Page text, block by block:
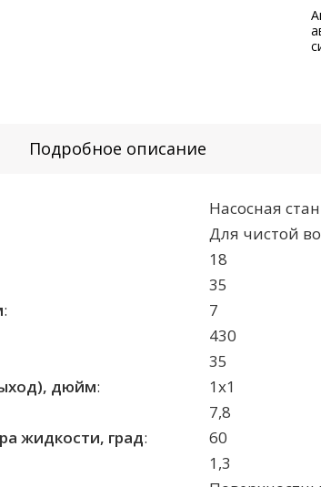
Подробное описание
Насосная
Для чистой
18
35
:
7
430
35
дюйм:
1x1
7,8
жидкости, град:
60
1,3